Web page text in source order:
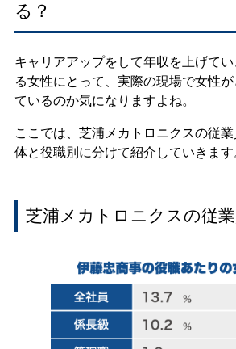
る？
キャリアアップをして年収を上げて
る女性にとって、実際の現場で女性
ているのか気になりますよね。
ここでは、芝浦メカトロニクスの従
体と役職別に分けて紹介していきます
芝浦メカトロニクスの従